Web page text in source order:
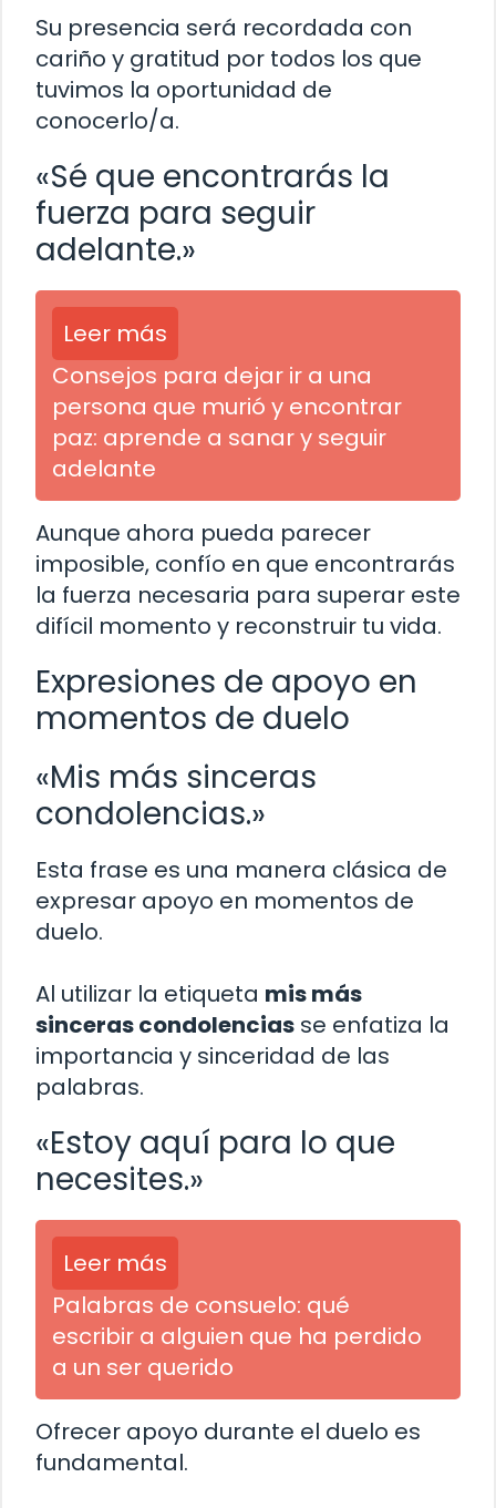
Su presencia será recordada con
cariño y gratitud por todos los que
tuvimos la oportunidad de
conocerlo/a.
«Sé que encontrarás la
fuerza para seguir
adelante.»
Leer más
Consejos para dejar ir a una
persona que murió y encontrar
paz: aprende a sanar y seguir
adelante
Aunque ahora pueda parecer
imposible, confío en que encontrarás
la fuerza necesaria para superar este
difícil momento y reconstruir tu vida.
Expresiones de apoyo en
momentos de duelo
«Mis más sinceras
condolencias.»
Esta frase es una manera clásica de
expresar apoyo en momentos de
duelo.
Al utilizar la etiqueta mis más
sinceras condolencias se enfatiza la
importancia y sinceridad de las
palabras.
«Estoy aquí para lo que
necesites.»
Leer más
Palabras de consuelo: qué
escribir a alguien que ha perdido
a un ser querido
Ofrecer apoyo durante el duelo es
fundamental.